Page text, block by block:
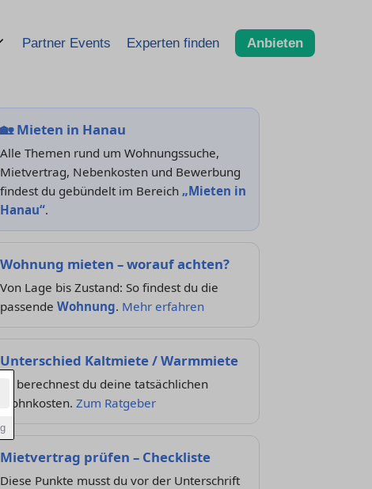
Partner Events Experten finden Anbieten
🏡Mieten in Hanau
Alle Themen rund um Wohnungssuche,
Mietvertrag, Nebenkosten und Bewerbung
findest du gebündelt im Bereich „Mieten in
Hanau“.
Wohnung mieten – worauf achten?
Von Lage bis Zustand: So findest du die
passende Wohnung. Mehr erfahren
Unterschied Kaltmiete / Warmmiete
So berechnest du deine tatsächlichen
Wohnkosten. Zum Ratgeber
Mietvertrag prüfen – Checkliste
Diese Punkte musst du vor der Unterschrift